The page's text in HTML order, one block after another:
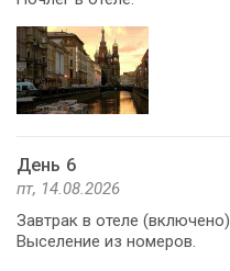
День 6
пт, 14.08.2026
Завтрак в отеле (включено).
Выселение из номеров.